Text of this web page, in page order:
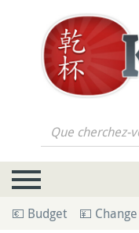
Que cherchez-
💶 Budget 💴